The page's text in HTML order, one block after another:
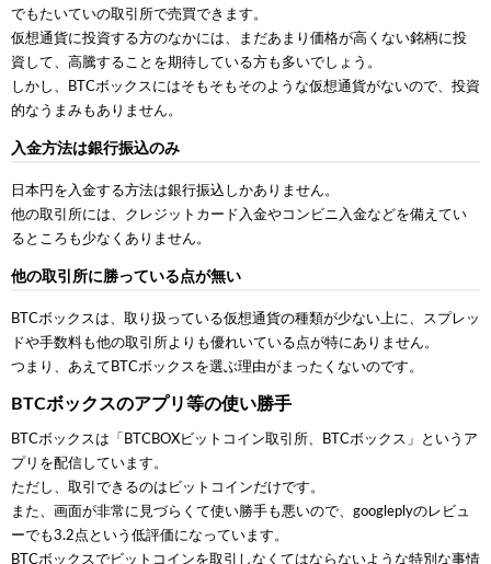
でもたいていの取引所で売買できます。
仮想通貨に投資する方のなかには、まだあまり価格が高くない銘柄に投
資して、高騰することを期待している方も多いでしょう。
しかし、BTCボックスにはそもそもそのような仮想通貨がないので、投資
的なうまみもありません。
入金方法は銀行振込のみ
日本円を入金する方法は銀行振込しかありません。
他の取引所には、クレジットカード入金やコンビニ入金などを備えてい
るところも少なくありません。
他の取引所に勝っている点が無い
BTCボックスは、取り扱っている仮想通貨の種類が少ない上に、スプレッ
ドや手数料も他の取引所よりも優れいている点が特にありません。
つまり、あえてBTCボックスを選ぶ理由がまったくないのです。
BTCボックスのアプリ等の使い勝手
BTCボックスは「BTCBOXビットコイン取引所、BTCボックス」というア
プリを配信しています。
ただし、取引できるのはビットコインだけです。
また、画面が非常に見づらくて使い勝手も悪いので、googleplyのレビュ
ーでも3.2点という低評価になっています。
BTCボックスでビットコインを取引しなくてはならないような特別な事情